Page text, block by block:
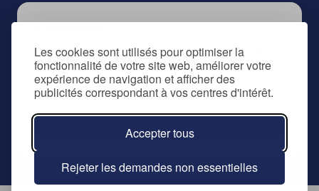
Les cookies sont utilisés pour optimiser la
fonctionnalité de votre site web, améliorer votre
expérience de navigation et afficher des
publicités correspondant à vos centres d'intérêt.
Accepter tous
Rejeter les demandes non essentielles
Restez au courant de tout ce qui concerne
SALUS Controls en vous inscrivant à notre
lettre d’information.